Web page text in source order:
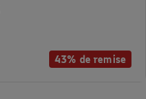
43% de remise